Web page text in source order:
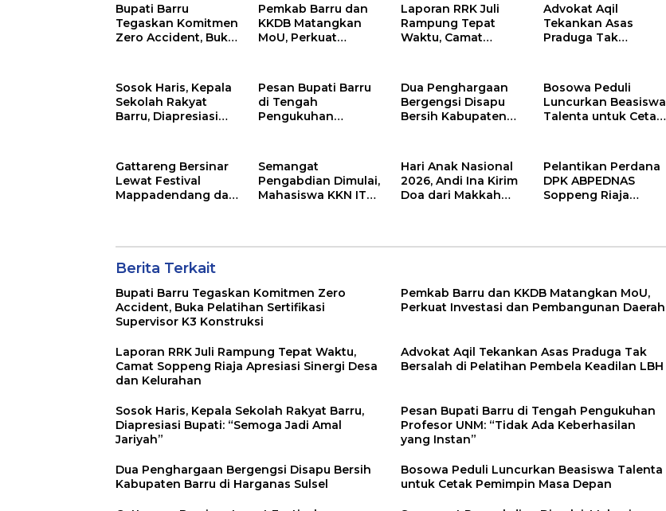
Bupati Barru
Tegaskan Komitmen
Zero Accident, Buka
Konstruksi
Pemkab Barru dan
KKDB Matangkan
MoU, Perkuat
Daerah
Laporan RRK Juli
Rampung Tepat
Waktu, Camat
Desa dan Kelurahan
Advokat Aqil
Tekankan Asas
Praduga Tak
Keadilan LBH
Sosok Haris, Kepala
Sekolah Rakyat
Barru, Diapresiasi
Pesan Bupati Barru
di Tengah
Pengukuhan
Keberhasilan yang
Instan”
Dua Penghargaan
Bergengsi Disapu
Bersih Kabupaten
Bosowa Peduli
Luncurkan Beasiswa
Talenta untuk Cetak
Gattareng Bersinar
Lewat Festival
Mappadendang dan
Wisata Budaya
Semangat
Pengabdian Dimulai,
Mahasiswa KKN ITBJ
Hari Anak Nasional
2026, Andi Ina Kirim
Doa dari Makkah
Pelantikan Perdana
DPK ABPEDNAS
Soppeng Riaja
Desa Maju
Berita Terkait
Bupati Barru Tegaskan Komitmen Zero
Accident, Buka Pelatihan Sertifikasi
Supervisor K3 Konstruksi
Pemkab Barru dan KKDB Matangkan MoU,
Perkuat Investasi dan Pembangunan Daerah
Laporan RRK Juli Rampung Tepat Waktu,
Camat Soppeng Riaja Apresiasi Sinergi Desa
dan Kelurahan
Advokat Aqil Tekankan Asas Praduga Tak
Bersalah di Pelatihan Pembela Keadilan LBH
Sosok Haris, Kepala Sekolah Rakyat Barru,
Diapresiasi Bupati: “Semoga Jadi Amal
Jariyah”
Pesan Bupati Barru di Tengah Pengukuhan
Profesor UNM: “Tidak Ada Keberhasilan
yang Instan”
Dua Penghargaan Bergengsi Disapu Bersih
Kabupaten Barru di Harganas Sulsel
Bosowa Peduli Luncurkan Beasiswa Talenta
untuk Cetak Pemimpin Masa Depan